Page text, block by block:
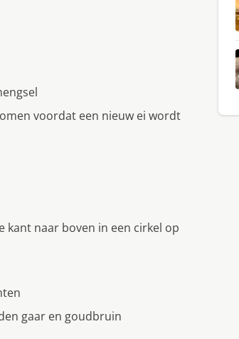
voordat een nieuw ei wordt
kant naar boven in een cirkel op
gaar en goudbruin